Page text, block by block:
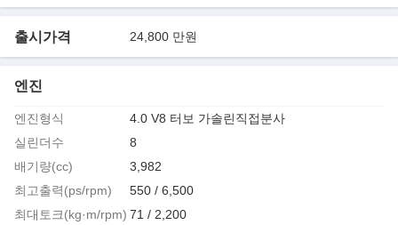
출시가격 24,800 만원
엔진
엔진형식
4.0 V8 터보 가솔린직접분사
실린더수
8
배기량(cc)
3,982
최고출력(ps/rpm)
550 / 6,500
최대토크(kg·m/rpm) 71 / 2,200